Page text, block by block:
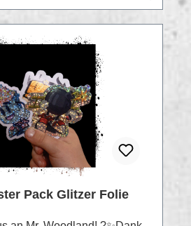
Pack Glitzer Folie